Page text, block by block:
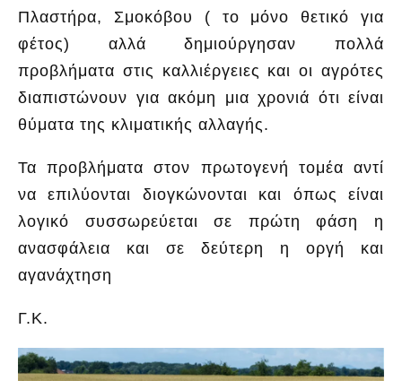
Πλαστήρα, Σμοκόβου ( το μόνο θετικό για
φέτος) αλλά δημιούργησαν πολλά
προβλήματα στις καλλιέργειες και οι αγρότες
διαπιστώνουν για ακόμη μια χρονιά ότι είναι
θύματα της κλιματικής αλλαγής.
Τα προβλήματα στον πρωτογενή τομέα αντί
να επιλύονται διογκώνονται και όπως είναι
λογικό συσσωρεύεται σε πρώτη φάση η
ανασφάλεια και σε δεύτερη η οργή και
αγανάχτηση
Γ.Κ.